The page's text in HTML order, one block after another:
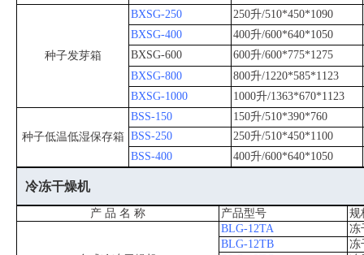
种子发芽箱
BXSG-250
250升/510*450*1090
BXSG-400
400升/600*640*1050
BXSG-600
600升/600*775*1275
BXSG-800
800升/1220*585*1123
BXSG-1000
1000升/1363*670*1123
种子低温低湿保存箱
BSS-150
150升/510*390*760
BSS-250
250升/510*450*1100
BSS-400
400升/600*640*1050
冷冻干燥机
产 品 名 称 产品型号 规
BLG-12TA
冻
BLG-12TB
冻